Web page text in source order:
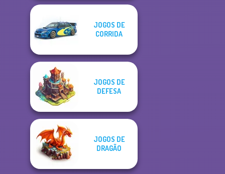
JOGOS DE
CORRIDA
JOGOS DE
DEFESA
JOGOS DE
DRAGÃO